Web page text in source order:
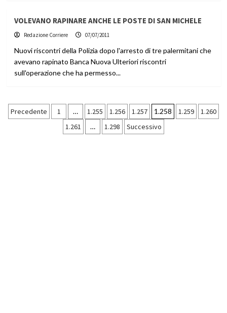
VOLEVANO RAPINARE ANCHE LE POSTE DI SAN MICHELE
Redazione Corriere 07/07/2011
Nuovi riscontri della Polizia dopo l'arresto di tre palermitani che
avevano rapinato Banca Nuova Ulteriori riscontri
sull'operazione che ha permesso...
Paginazione
Precedente 1 … 1.255 1.256 1.257 1.258 1.259
1.260
1.261
… 1.298 Successivo